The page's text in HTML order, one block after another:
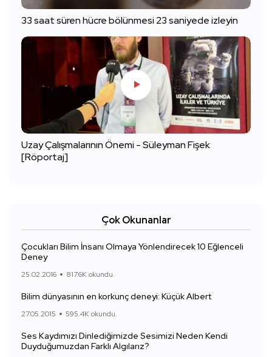
33 saat süren hücre bölünmesi 23 saniyede izleyin
Uzay Çalışmalarının Önemi - Süleyman Fişek
[Röportaj]
Çok Okunanlar
Çocukları Bilim İnsanı Olmaya Yönlendirecek 10 Eğlenceli
Deney
25.02.2016 817.6K okundu.
Bilim dünyasının en korkunç deneyi: Küçük Albert
27.05.2015 595.4K okundu.
Ses Kaydımızı Dinlediğimizde Sesimizi Neden Kendi
Duyduğumuzdan Farklı Algılarız?